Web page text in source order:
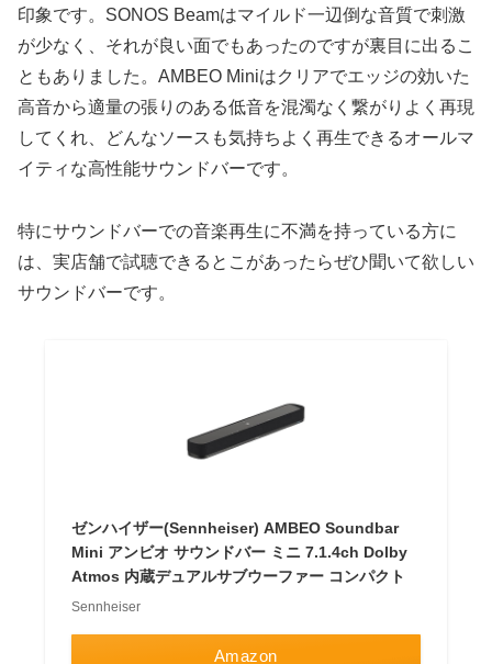
印象です。SONOS Beamはマイルド一辺倒な音質で刺激
が少なく、それが良い面でもあったのですが裏目に出るこ
ともありました。AMBEO Miniはクリアでエッジの効いた
高音から適量の張りのある低音を混濁なく繋がりよく再現
してくれ、どんなソースも気持ちよく再生できるオールマ
イティな高性能サウンドバーです。
特にサウンドバーでの音楽再生に不満を持っている方に
は、実店舗で試聴できるとこがあったらぜひ聞いて欲しい
サウンドバーです。
ゼンハイザー(Sennheiser) AMBEO Soundbar
Mini アンビオ サウンドバー ミニ 7.1.4ch Dolby
Atmos 内蔵デュアルサブウーファー コンパクト
Sennheiser
Amazon